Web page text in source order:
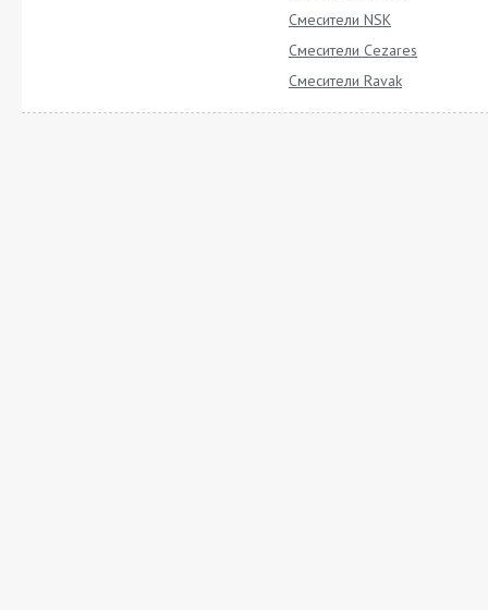
Смесители NSK
Смесители Cezares
Смесители Ravak